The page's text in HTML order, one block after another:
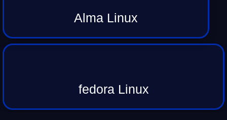
Alma Linux
fedora Linux